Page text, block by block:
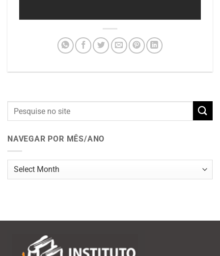
NAVEGAR POR MÊS/ANO
Navegar